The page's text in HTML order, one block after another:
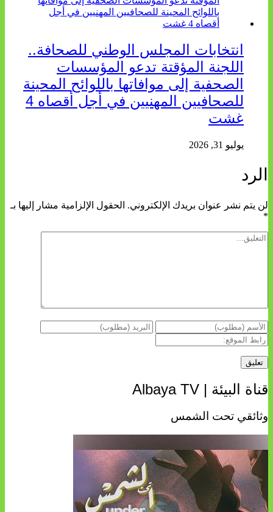
انتخابات المجلس الوطني للصحافة..
اللجنة المؤقتة تدعو المؤسسات
الصحفية إلى موافاتها باللوائح المحينة
للصحافيين المهنيين في أجل أقصاه 4
غشت
يوليو 31, 2026
الرد
لن يتم نشر عنوان بريدك الإلكتروني. الحقول الإلزامية مشار إليها بـ
*
قناة البيئة | Albaya TV
وثائقي تحت الشمس